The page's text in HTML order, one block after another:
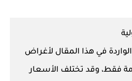
في هذا المقال لأغراض
فقط، وقد تختلف الأسعار